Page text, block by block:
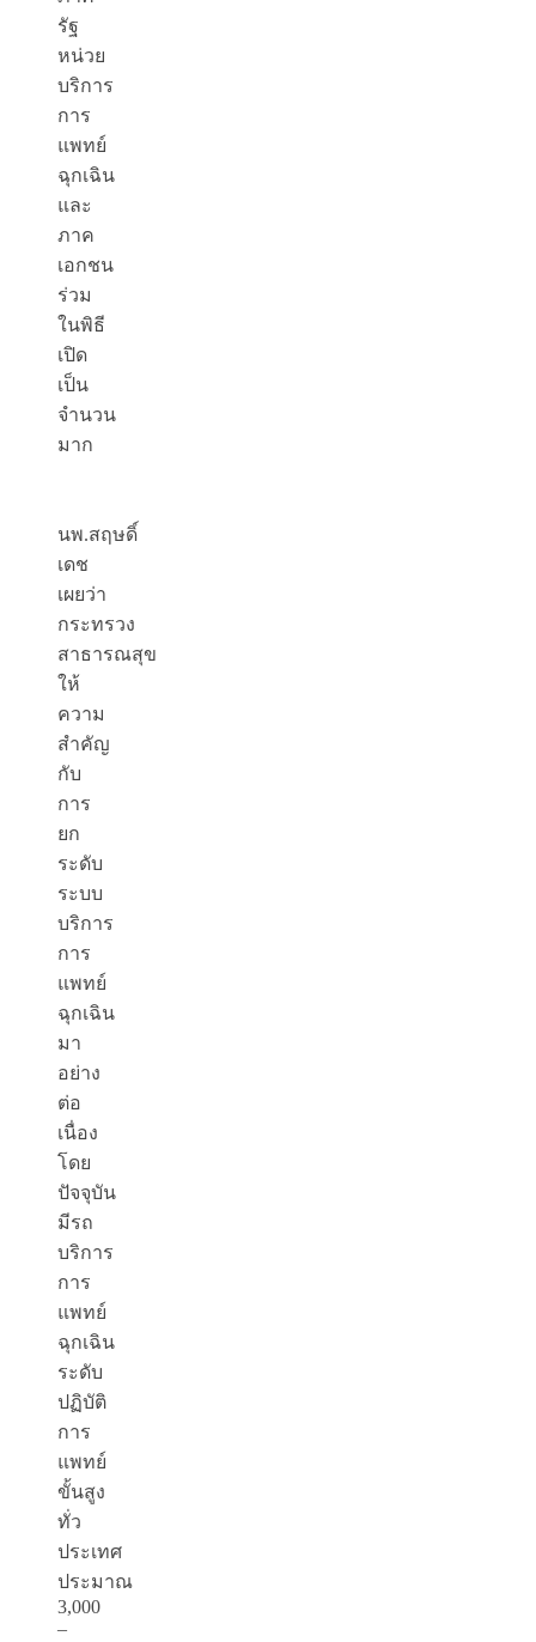
รัฐ
หน่วย
บริการ
การ
แพทย์
ฉุกเฉิน
และ
ภาค
เอกชน
ร่วม
ในพิธี
เปิด
เป็น
จำนวน
มาก
นพ.สฤษดิ์
เดช
เผยว่า
กระทรวง
สาธารณสุข
ให้
ความ
สำคัญ
กับ
การ
ยก
ระดับ
ระบบ
บริการ
การ
แพทย์
ฉุกเฉิน
มา
อย่าง
ต่อ
เนื่อง
โดย
ปัจจุบัน
มีรถ
บริการ
การ
แพทย์
ฉุกเฉิน
ระดับ
ปฏิบัติ
การ
แพทย์
ขั้นสูง
ทั่ว
ประเทศ
ประมาณ
3,000
–